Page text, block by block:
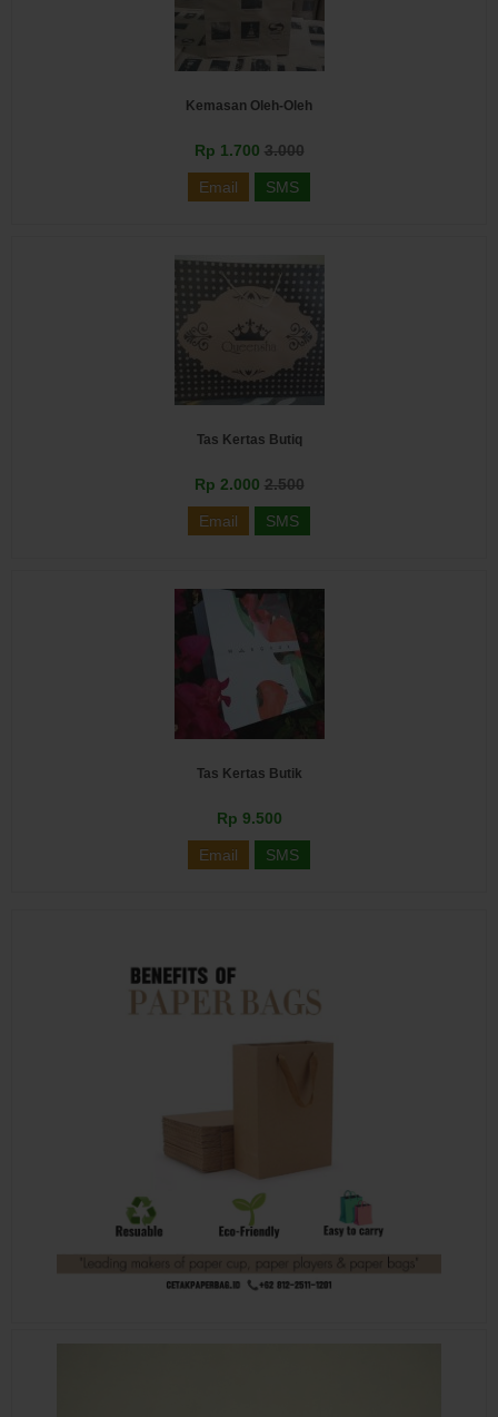
Kemasan Oleh-Oleh
Rp 1.700 3.000
Email SMS
Tas Kertas Butiq
Rp 2.000 2.500
Email SMS
Tas Kertas Butik
Rp 9.500
Email SMS